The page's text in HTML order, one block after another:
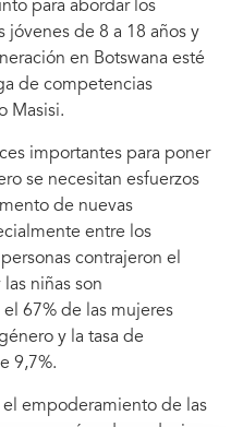
para abordar los
jóvenes de 8 a 18 años y
en Botswana esté
de competencias
Masisi.
importantes para poner
se necesitan esfuerzos
de nuevas
entre los
contrajeron el
niñas son
67% de las mujeres
y la tasa de
9,7%.
el empoderamiento de las